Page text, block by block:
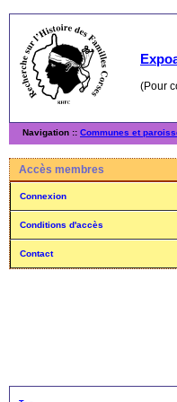
(Pour
Navigation :: Communes et
Accès membres
Connexion
Conditions d'accès
Contact